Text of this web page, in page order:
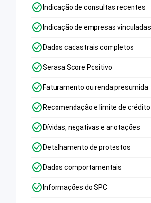
Indicação de consultas recentes
Indicação de empresas vinculadas
Dados cadastrais completos
Serasa Score Positivo
Faturamento ou renda presumida
Recomendação e limite de crédito
Dívidas, negativas e anotações
Detalhamento de protestos
Dados comportamentais
Informações do SPC